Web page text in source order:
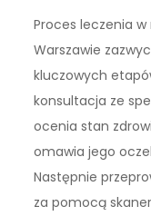
Proces leczenia
Warszawie
kluczowych
konsultacja ze
ocenia stan
omawia jego
Następnie
za pomocą